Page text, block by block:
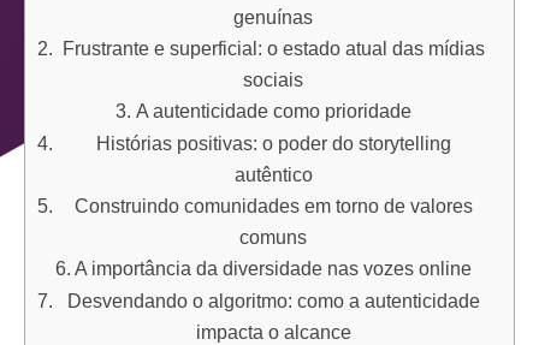
genuínas
Frustrante e superficial: o estado atual das mídias
sociais
A autenticidade como prioridade
Histórias positivas: o poder do storytelling
autêntico
Construindo comunidades em torno de valores
comuns
A importância da diversidade nas vozes online
Desvendando o algoritmo: como a autenticidade
impacta o alcance